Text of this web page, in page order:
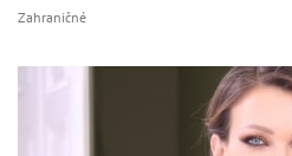
Zahraničné